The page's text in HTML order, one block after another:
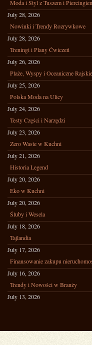
Moda i Styl z Tuszem i
July 28, 2026
Nowinki i Trendy Rozrywkowe
July 28, 2026
Treningi i Plany Ćwiczeń
July 26, 2026
Plaże, Wyspy i Oceaniczne
July 25, 2026
Polska Moda na Ulicy
July 24, 2026
Testy Części i Narzędzi
July 23, 2026
Zero Waste w Kuchni
July 21, 2026
Historia Legend
July 20, 2026
Eko w Kuchni
July 20, 2026
Śluby i Wesela
July 18, 2026
Tajlandia
July 17, 2026
Finansowanie zakupu
July 16, 2026
Trendy i Nowości w Branży
July 13, 2026